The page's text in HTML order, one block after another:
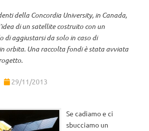
della Concordia University, in Canada,
di un satellite costruito con un
di aggiustarsi da solo in caso di
orbita. Una raccolta fondi è stata avviata
29/11/2013
Se cadiamo e ci
sbucciamo un